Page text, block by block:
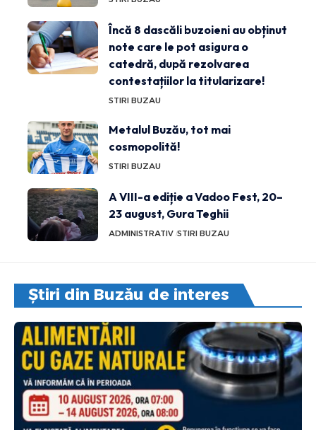
Încă 8 dascăli buzoieni au obținut
note care le pot asigura o
catedră, după rezolvarea
contestațiilor la titularizare!
STIRI BUZAU
Metalul Buzău, tot mai
cosmopolită!
STIRI BUZAU
A VIII-a ediție a Vadoo Fest, 20–
23 august, Gura Teghii
ADMINISTRATIV STIRI BUZAU
Știri din Buzău de interes